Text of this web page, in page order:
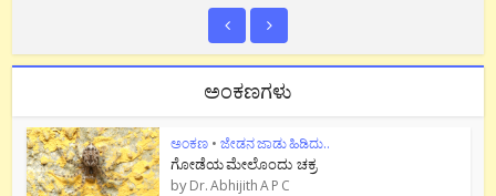
ಅಂಕಣಗಳು
ಅಂಕಣ • ಜೇಡನ ಜಾಡು ಹಿಡಿದು..
ಜೇಡಕ್ಕೆ ಬಾಲವಿದೆಯಾ?
byDr. Abhijith A P C